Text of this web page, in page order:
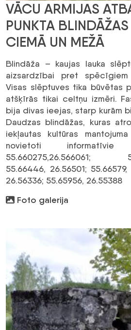
VĀCU ARMIJAS
PUNKTA BLINDĀŽAS
CIEMĀ UN MEŽĀ
Blindāža – kaujas lauka
aizsardzībai pret spēcīgiem
Visas slēptuves tika būvētas
atšķīrās tikai celtņu izmēri.
bija divas ieejas, starp kurām
Daudzas blindāžas, kuras
iekļautas kultūras
novietoti
55.660275,26.566061;
55.66446, 26.56501;
26.56336; 55.65956, 26.55388
Foto galerija